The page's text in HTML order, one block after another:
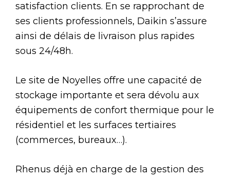
satisfaction clients. En se rapprochant de
ses clients professionnels, Daikin s’assure
ainsi de délais de livraison plus rapides
sous 24/48h.
Le site de Noyelles offre une capacité de
stockage importante et sera dévolu aux
équipements de confort thermique pour le
résidentiel et les surfaces tertiaires
(commerces, bureaux…).
Rhenus déjà en charge de la gestion des